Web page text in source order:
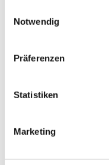
Notwendig
Präferenzen
Statistiken
Marketing
Tel:+49 911 398-7434